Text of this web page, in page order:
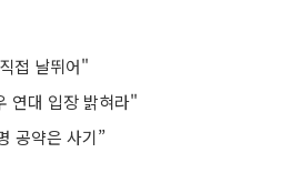
접 날뛰어"
연대 입장 밝혀라"
공약은 사기”